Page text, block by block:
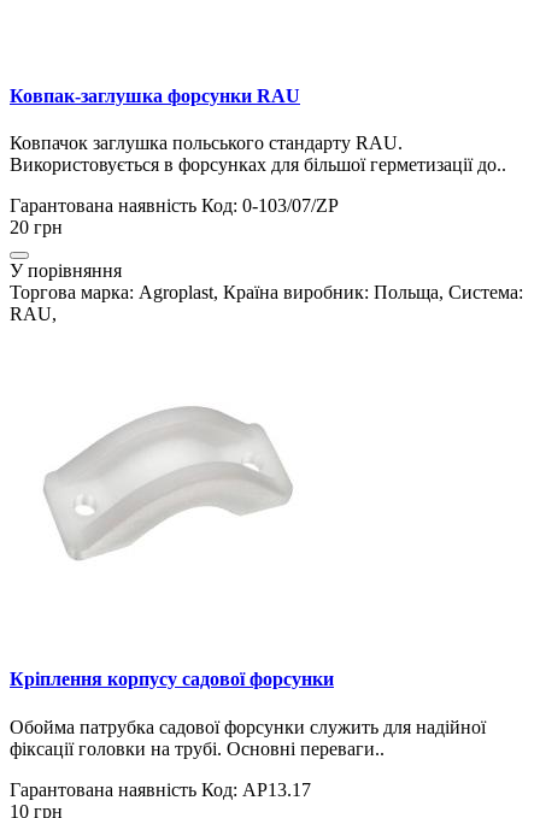
Ковпак-заглушка форсунки RAU
Ковпачок заглушка польського стандарту RAU.
Використовується в форсунках для більшої герметизації до..
Гарантована наявність Код: 0-103/07/ZP
20 грн
У порівняння
Торгова марка: Agroplast, Країна виробник: Польща, Система:
RAU,
Кріплення корпусу садової форсунки
Обойма патрубка садової форсунки служить для надійної
фіксації головки на трубі. Основні переваги..
Гарантована наявність Код: AP13.17
10 грн